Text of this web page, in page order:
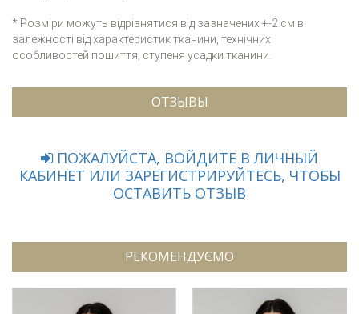
* Розміри можуть відрізнятися від зазначених +-2 см в
залежності від характеристик тканини, технічних
особливостей пошиття, ступеня усадки тканини.
ОТЗЫВЫ
ПОЖАЛУЙСТА, ВОЙДИТЕ В ЛИЧНЫЙ
КАБИНЕТ ИЛИ ЗАРЕГИСТРИРУЙТЕСЬ, ЧТОБЫ
ОСТАВИТЬ ОТЗЫВ
РЕКОМЕНДУЄМО